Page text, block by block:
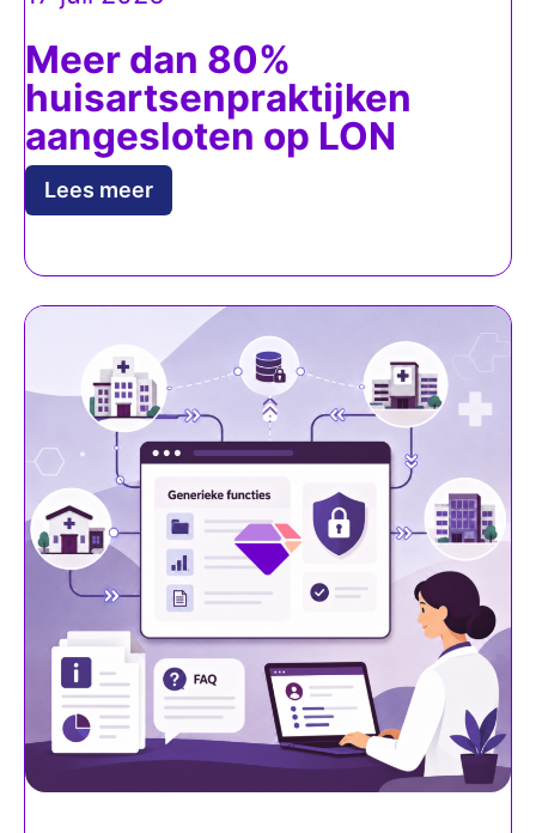
Meer dan 80%
huisartsenpraktijken
aangesloten op LON
Lees meer